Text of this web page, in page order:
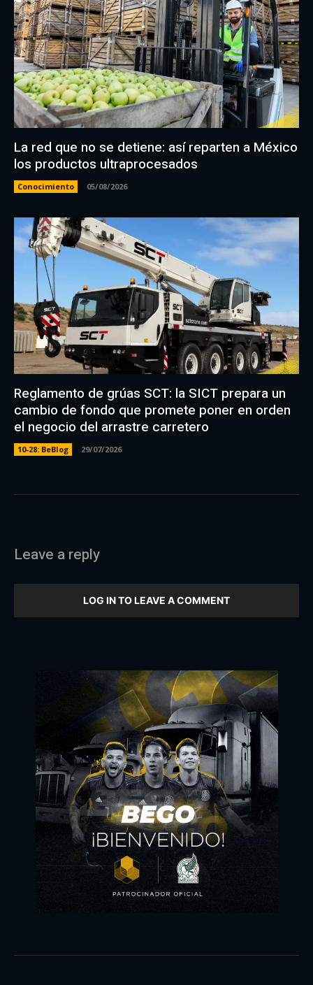
La red que no se detiene: así reparten a México
los productos ultraprocesados
Conocimiento 05/08/2026
Reglamento de grúas SCT: la SICT prepara un
cambio de fondo que promete poner en orden
el negocio del arrastre carretero
10-28: BeBlog 29/07/2026
Leave a reply
LOG IN TO LEAVE A COMMENT